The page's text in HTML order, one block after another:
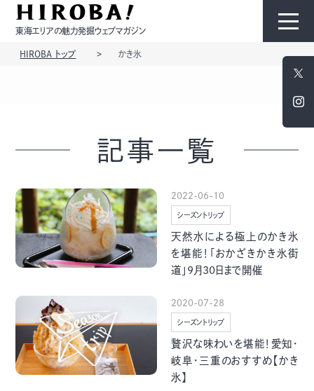
東海エリアの魅力発掘ウェブマガジン
モノ ひと
季節・まち まち・スポット
HIROBA トップ かき氷
記事一覧
2022-06-10
シーズントリップ
天然水による極上のかき氷
を堪能！「おかざきかき氷街
道」9月30日まで開催
2020-07-28
シーズントリップ
贅沢な味わいを堪能！愛知・
岐阜・三重のおすすめ【かき
氷】